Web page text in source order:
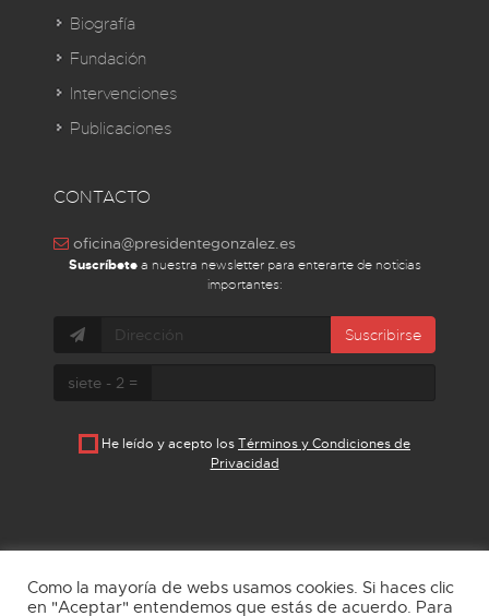
Biografía
Fundación
Intervenciones
Publicaciones
CONTACTO
oficina@presidentegonzalez.es
Suscríbetea nuestra newsletter para enterarte de noticias
importantes:
Suscribirse
siete - 2 =
He leído y acepto losTérminos y Condiciones de
Privacidad
Como la mayoría de webs usamos cookies. Si haces clic
en "Aceptar" entendemos que estás de acuerdo. Para